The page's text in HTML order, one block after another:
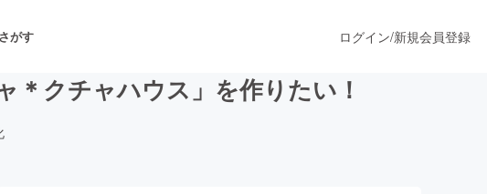
がす ログイン/新規会員登録
＊クチャハウス」を作りたい！